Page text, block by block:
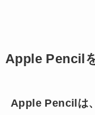
Apple Pencil
Apple Pencilは